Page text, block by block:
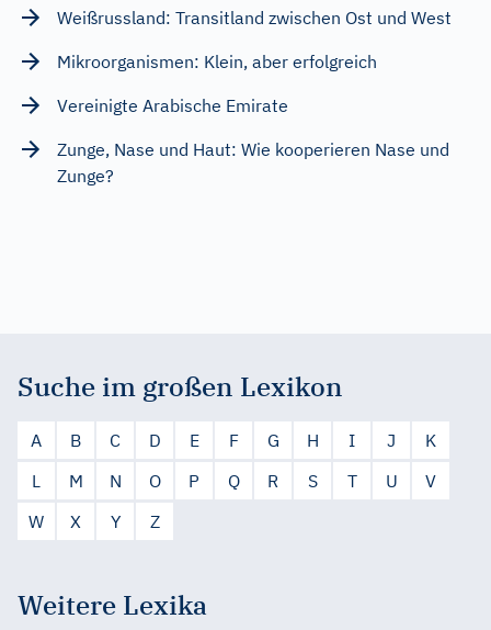
Weißrussland: Transitland zwischen Ost und West
Mikroorganismen: Klein, aber erfolgreich
Vereinigte Arabische Emirate
Zunge, Nase und Haut: Wie kooperieren Nase und
Zunge?
Suche im großen Lexikon
A B C D E F G H I J
K
L
M N O P Q R S T U
V
W
X Y Z
Weitere Lexika